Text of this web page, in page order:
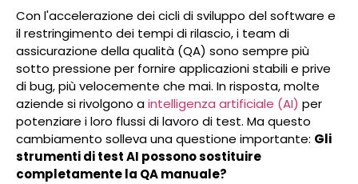
Con l'accelerazione dei cicli di sviluppo del software e
il restringimento dei tempi di rilascio, i team di
assicurazione della qualità (QA) sono sempre più
sotto pressione per fornire applicazioni stabili e prive
di bug, più velocemente che mai. In risposta, molte
aziende si rivolgono aintelligenza artificiale (AI) per
potenziare i loro flussi di lavoro di test. Ma questo
cambiamento solleva una questione importante: Gli
strumenti di test AI possono sostituire
completamente la QA manuale?